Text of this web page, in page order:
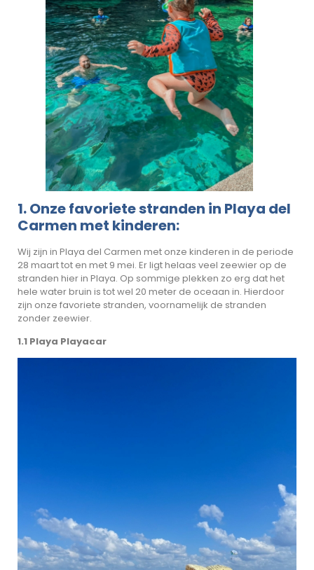
1. Onze favoriete stranden in Playa del
Carmen met kinderen:
Wij zijn in Playa del Carmen met onze kinderen in de periode
28 maart tot en met 9 mei. Er ligt helaas veel zeewier op de
stranden hier in Playa. Op sommige plekken zo erg dat het
hele water bruin is tot wel 20 meter de oceaan in. Hierdoor
zijn onze favoriete stranden, voornamelijk de stranden
zonder zeewier.
1.1 Playa Playacar